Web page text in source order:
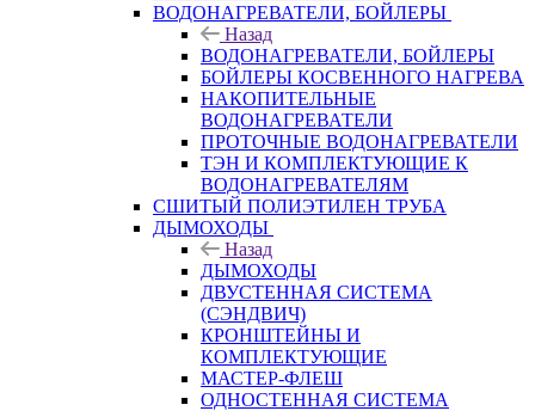
ВОДОНАГРЕВАТЕЛИ, БОЙЛЕРЫ
Назад
ВОДОНАГРЕВАТЕЛИ, БОЙЛЕРЫ
БОЙЛЕРЫ КОСВЕННОГО НАГРЕВА
НАКОПИТЕЛЬНЫЕ
ВОДОНАГРЕВАТЕЛИ
ПРОТОЧНЫЕ ВОДОНАГРЕВАТЕЛИ
ТЭН И КОМПЛЕКТУЮЩИЕ К
ВОДОНАГРЕВАТЕЛЯМ
СШИТЫЙ ПОЛИЭТИЛЕН ТРУБА
ДЫМОХОДЫ
Назад
ДЫМОХОДЫ
ДВУСТЕННАЯ СИСТЕМА
(СЭНДВИЧ)
КРОНШТЕЙНЫ И
КОМПЛЕКТУЮЩИЕ
МАСТЕР-ФЛЕШ
ОДНОСТЕННАЯ СИСТЕМА